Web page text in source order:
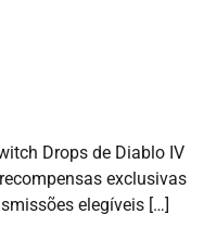
Drops de Diablo IV
exclusivas
elegíveis […]